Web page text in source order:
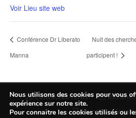
Voir Lieu site web
Conférence Dr Liberato
Manna
Nuit des
participent !
Contactez-nous Intranet
Mentions
Nous utilisons des cookies pour vous
expérience sur notre site.
Pour connaitre les cookies utilisés ou